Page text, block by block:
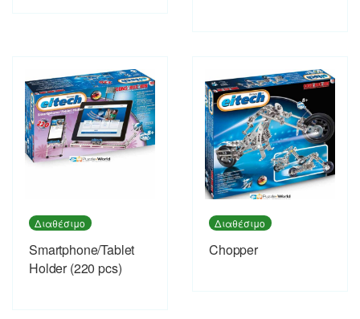
Διαθέσιμο
Smartphone/Tablet
Holder (220 pcs)
Διαθέσιμο
Chopper